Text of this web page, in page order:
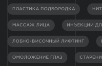
ПЛАСТИКА ПОДБОРОДКА
МАССАЖ ЛИЦА ИНЪЕКЦИИ
ЛОБНО-ВИСОЧНЫЙ ЛИФТИНГ
ОМОЛОЖЕНИЕ ГЛАЗ